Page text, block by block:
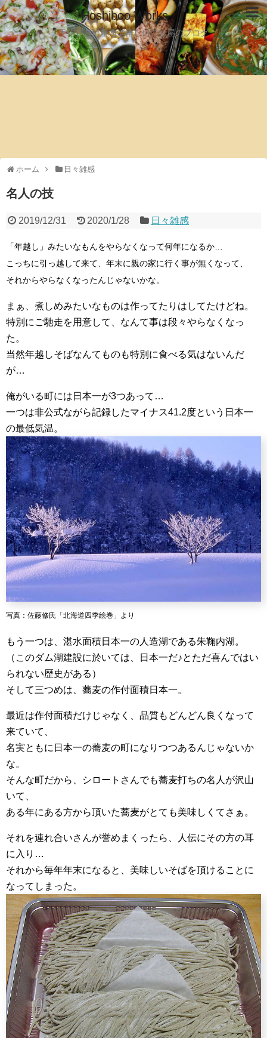
Hoshiboo Works
手作りと地産地消推し何でも屋のブログ
ホーム 日々雑感
名人の技
2019/12/31 2020/1/28 日々雑感
「年越し」みたいなもんをやらなくなって何年になるか…
こっちに引っ越して来て、年末に親の家に行く事が無くなって、
それからやらなくなったんじゃないかな。
まぁ、煮しめみたいなものは作ってたりはしてたけどね。
特別にご馳走を用意して、なんて事は段々やらなくなっ
た。
当然年越しそばなんてものも特別に食べる気はないんだ
が…
俺がいる町には日本一が3つあって…
一つは非公式ながら記録したマイナス41.2度という日本一
の最低気温。
写真：佐藤修氏「北海道四季絵巻」より
もう一つは、湛水面積日本一の人造湖である朱鞠内湖。
（このダム湖建設に於いては、日本一だ♪とただ喜んではい
られない歴史がある）
そして三つめは、蕎麦の作付面積日本一。
最近は作付面積だけじゃなく、品質もどんどん良くなって
来ていて、
名実ともに日本一の蕎麦の町になりつつあるんじゃないか
な。
そんな町だから、シロートさんでも蕎麦打ちの名人が沢山
いて、
ある年にある方から頂いた蕎麦がとても美味しくてさぁ。
それを連れ合いさんが誉めまくったら、人伝にその方の耳
に入り…
それから毎年年末になると、美味しいそばを頂けることに
なってしまった。